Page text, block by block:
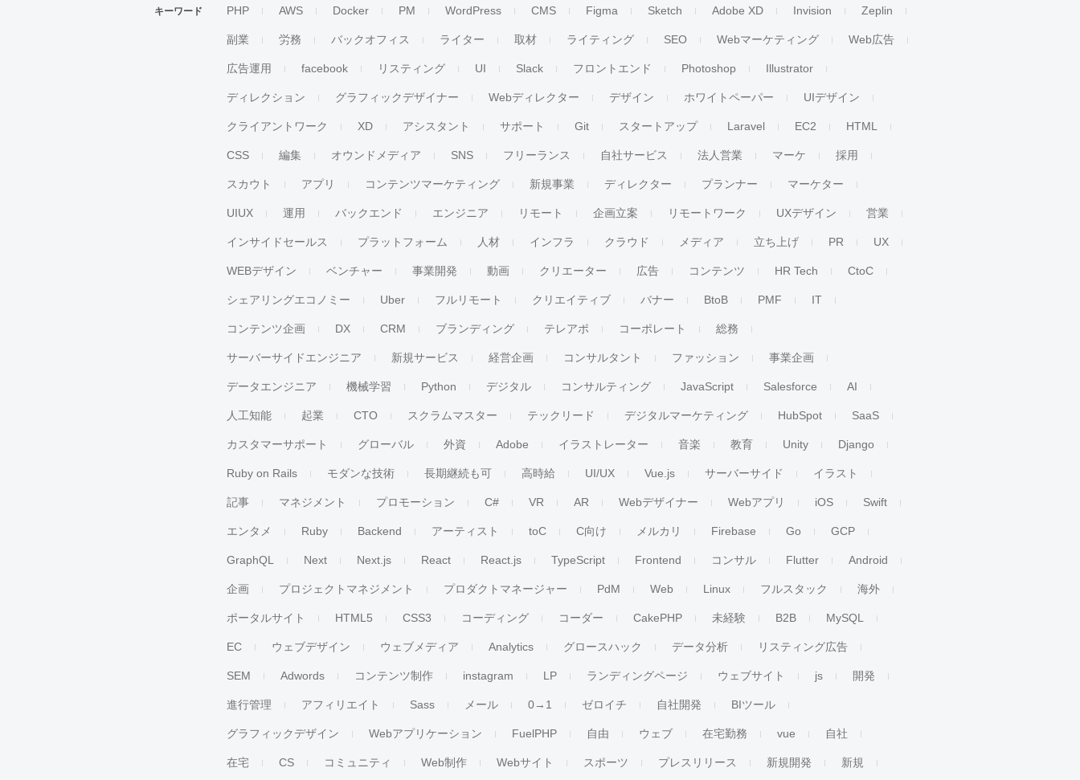
キーワード PHP AWS Docker PM WordPress CMS Figma Sketch Adobe XD Invision Zeplin
副業 労務 バックオフィス ライター 取材 ライティング SEO Webマーケティング Web広告
広告運用 facebook リスティング UI Slack フロントエンド Photoshop Illustrator
ディレクション グラフィックデザイナー Webディレクター デザイン ホワイトペーパー UIデザイン
クライアントワーク XD アシスタント サポート Git スタートアップ Laravel EC2 HTML
CSS 編集 オウンドメディア SNS フリーランス 自社サービス 法人営業 マーケ 採用
スカウト アプリ コンテンツマーケティング 新規事業 ディレクター プランナー マーケター
UIUX 運用 バックエンド エンジニア リモート 企画立案 リモートワーク UXデザイン 営業
インサイドセールス プラットフォーム 人材 インフラ クラウド メディア 立ち上げ PR UX
WEBデザイン ベンチャー 事業開発 動画 クリエーター 広告 コンテンツ HR Tech CtoC
シェアリングエコノミー Uber フルリモート クリエイティブ バナー BtoB PMF IT
コンテンツ企画 DX CRM ブランディング テレアポ コーポレート 総務
サーバーサイドエンジニア 新規サービス 経営企画 コンサルタント ファッション 事業企画
データエンジニア 機械学習 Python デジタル コンサルティング JavaScript Salesforce AI
人工知能 起業 CTO スクラムマスター テックリード デジタルマーケティング HubSpot SaaS
カスタマーサポート グローバル 外資 Adobe イラストレーター 音楽 教育 Unity Django
Ruby on Rails モダンな技術 長期継続も可 高時給 UI/UX Vue.js サーバーサイド イラスト
記事 マネジメント プロモーション C# VR AR Webデザイナー Webアプリ iOS Swift
エンタメ Ruby Backend アーティスト toC C向け メルカリ Firebase Go GCP
GraphQL Next Next.js React React.js TypeScript Frontend コンサル Flutter Android
企画 プロジェクトマネジメント プロダクトマネージャー PdM Web Linux フルスタック 海外
ポータルサイト HTML5 CSS3 コーディング コーダー CakePHP 未経験 B2B MySQL
EC ウェブデザイン ウェブメディア Analytics グロースハック データ分析 リスティング広告
SEM Adwords コンテンツ制作 instagram LP ランディングページ ウェブサイト js 開発
進行管理 アフィリエイト Sass メール 0→1 ゼロイチ 自社開発 BIツール
グラフィックデザイン Webアプリケーション FuelPHP 自由 ウェブ 在宅勤務 vue 自社
在宅 CS コミュニティ Web制作 Webサイト スポーツ プレスリリース 新規開発 新規